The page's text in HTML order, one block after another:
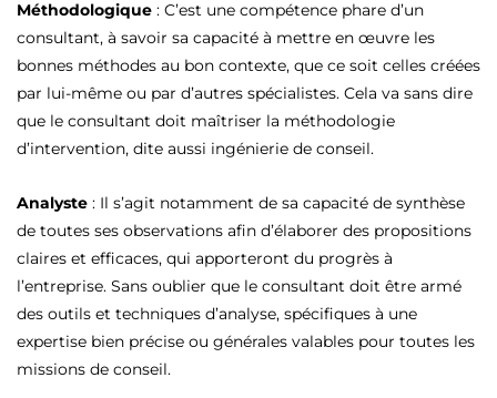
Méthodologique : C’est une compétence phare d’un
consultant, à savoir sa capacité à mettre en œuvre les
bonnes méthodes au bon contexte, que ce soit celles créées
par lui-même ou par d’autres spécialistes. Cela va sans dire
que le consultant doit maîtriser la méthodologie
d’intervention, dite aussi ingénierie de conseil.
Analyste : Il s’agit notamment de sa capacité de synthèse
de toutes ses observations afin d’élaborer des propositions
claires et efficaces, qui apporteront du progrès à
l’entreprise. Sans oublier que le consultant doit être armé
des outils et techniques d’analyse, spécifiques à une
expertise bien précise ou générales valables pour toutes les
missions de conseil.